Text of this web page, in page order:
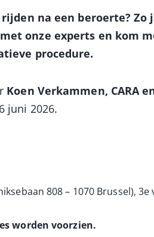
na een beroerte? Zo
onze experts en kom
procedure.
Koen Verkammen, CARA
juni 2026.
808 – 1070 Brussel), 3e
worden voorzien.